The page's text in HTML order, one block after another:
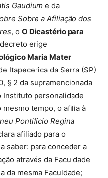
Gaudium e da
Sobre a Afiliação dos
, o O Dicastério para
erige
Maria Mater
Itapecerica da Serra (SP)
§ 2 da supramencionada
Instituto personalidade
mesmo tempo, o afilia à
Pontifício Regina
afiliado para o
saber: para conceder a
através da Faculdade
da mesma Faculdade;